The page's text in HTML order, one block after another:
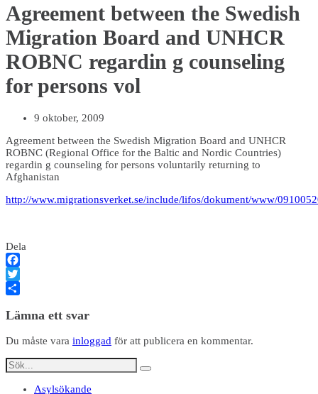
Agreement between the Swedish
Migration Board and UNHCR
ROBNC regardin g counseling
for persons vol
9 oktober, 2009
Agreement between the Swedish Migration Board and UNHCR
ROBNC (Regional Office for the Baltic and Nordic Countries)
regardin g counseling for persons voluntarily returning to
Afghanistan
http://www.migrationsverket.se/include/lifos/dokument/www/
Dela
Facebook
Twitter
Lämna ett svar
Du måste vara inloggad för att publicera en kommentar.
Asylsökande